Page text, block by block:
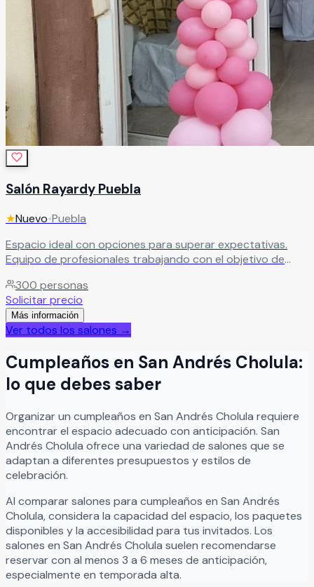
Salón Rayardy Puebla
★Nuevo•Puebla
Espacio ideal con opciones para superar expectativas.
Equipo de profesionales trabajando con el objetivo de
siempre.Leer más
300 personas
Solicitar precio
Más información
Ver todos los salones →
Cumpleaños en San Andrés Cholula:
lo que debes saber
Organizarun cumpleaños en San Andrés Cholula requiere
encontrar el espacio adecuado con anticipación. San
Andrés Cholula ofrece una variedad de salones que se
adaptan a diferentes presupuestos y estilos de
celebración.
Al comparar salones para cumpleaños en San Andrés
Cholula, considera la capacidad del espacio, los paquetes
disponibles y la accesibilidad para tus invitados. Los
salones en San Andrés Cholula suelen recomendarse
reservar con al menos 3 a 6 meses de anticipación,
especialmente en temporada alta.